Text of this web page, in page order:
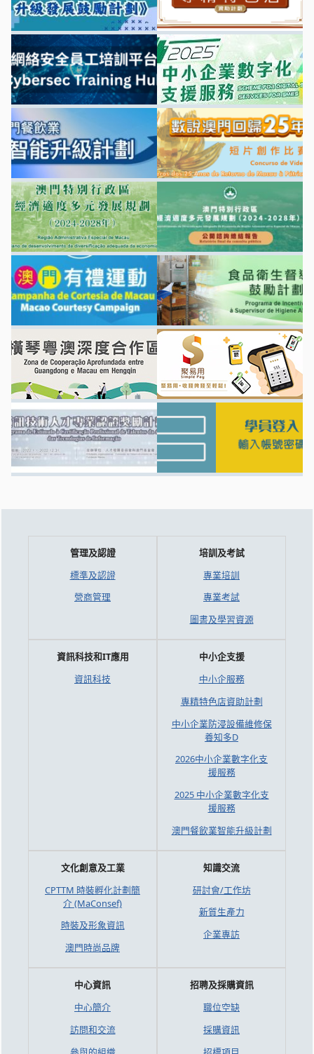
管理及認證
標準及認證
營商管理
培訓及考試
專業培訓
專業考試
圖書及學習資源
資訊科技和IT應用
資訊科技
中小企支援
中小企服務
專精特色店資助計劃
中小企業防浸設備維修保
養知多D
2026中小企業數字化支
援服務
2025 中小企業數字化支
援服務
澳門餐飲業智能升級計劃
文化創意及工業
CPTTM 時裝孵化計劃簡
介 (MaConsef)
時裝及形象資訊
澳門時尚品牌
知識交流
研討會/工作坊
新質生產力
企業專訪
中心資訊
中心簡介
訪問和交流
招聘及採購資訊
職位空缺
採購資訊